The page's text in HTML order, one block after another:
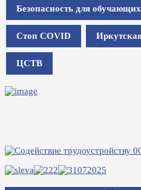
Безопасность для
Стоп COVID
ЦСТВ